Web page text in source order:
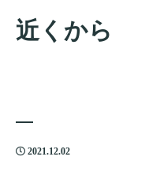
近くから
2021.12.02